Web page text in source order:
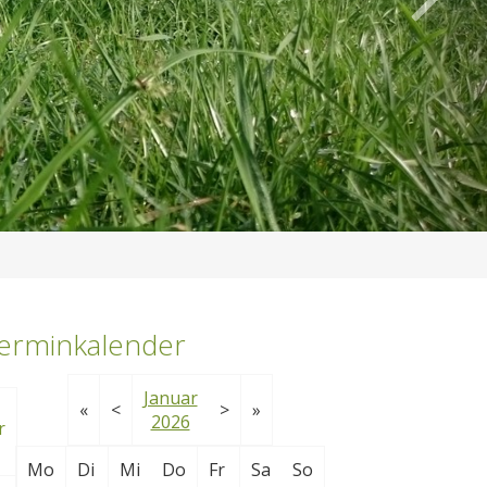
« <
Januar
2026
> »
Mo Di Mi Do Fr Sa So